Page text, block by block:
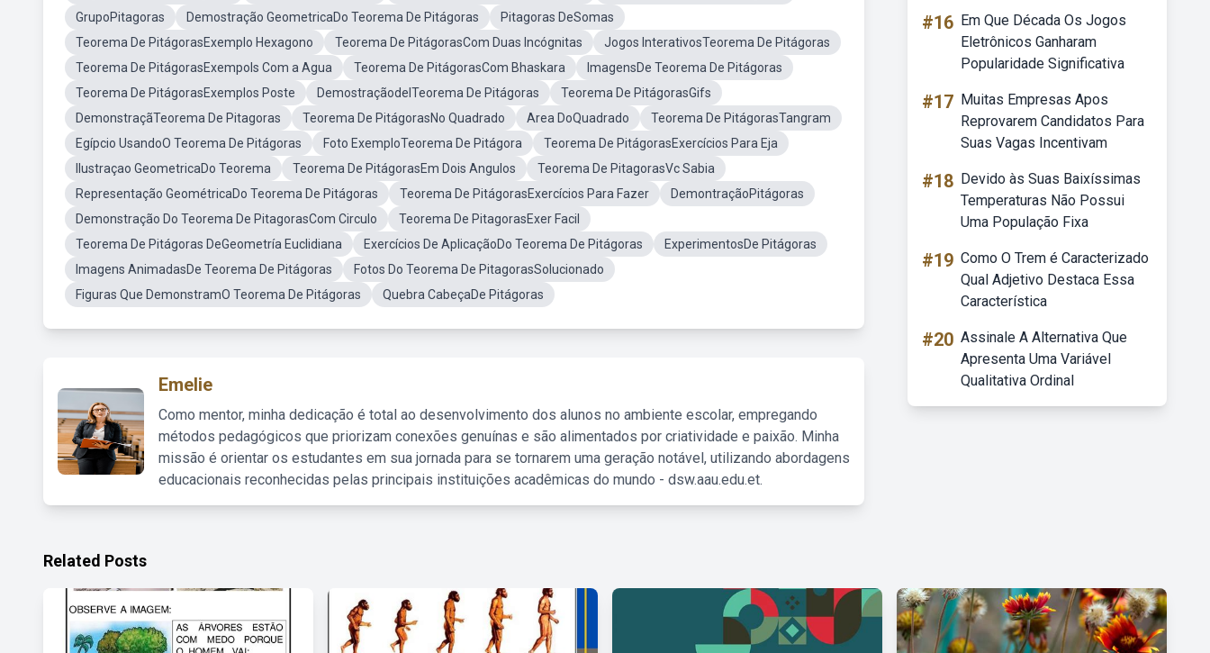
GrupoPitagoras
Demostração GeometricaDo Teorema De Pitágoras
Pitagoras DeSomas
Teorema De PitágorasExemplo Hexagono
Teorema De PitágorasCom Duas Incógnitas
Jogos InterativosTeorema De Pitágoras
Teorema De PitágorasExempols Com a Agua
Teorema De PitágorasCom Bhaskara
ImagensDe Teorema De Pitágoras
Teorema De PitágorasExemplos Poste
DemostraçãodelTeorema De Pitágoras
Teorema De PitágorasGifs
DemonstraçãTeorema De Pitagoras
Teorema De PitágorasNo Quadrado Area DoQuadrado
Teorema De PitágorasTangram
Egípcio UsandoO Teorema De Pitágoras
Foto ExemploTeorema De Pitágora
Teorema De PitágorasExercícios Para Eja
Ilustraçao GeometricaDo Teorema
Teorema De PitágorasEm Dois Angulos
Teorema De PitagorasVc Sabia
Representação GeométricaDo Teorema De Pitágoras
Teorema De PitágorasExercícios Para Fazer
DemontraçãoPitágoras
Demonstração Do Teorema De PitagorasCom Circulo
Teorema De PitagorasExer Facil
Teorema De Pitágoras DeGeometría Euclidiana
Exercícios De AplicaçãoDo Teorema De Pitágoras
ExperimentosDe Pitágoras
Imagens AnimadasDe Teorema De Pitágoras
Fotos Do Teorema De PitagorasSolucionado
Figuras Que DemonstramO Teorema De Pitágoras
Quebra CabeçaDe Pitágoras
Emelie
Como mentor, minha dedicação é total ao desenvolvimento dos alunos no ambiente escolar, empregando
métodos pedagógicos que priorizam conexões genuínas e são alimentados por criatividade e paixão. Minha
missão é orientar os estudantes em sua jornada para se tornarem uma geração notável, utilizando abordagens
educacionais reconhecidas pelas principais instituições acadêmicas do mundo - dsw.aau.edu.et.
#16 Em Que Década Os Jogos
Eletrônicos Ganharam
Popularidade Significativa
#17 Muitas Empresas Apos
Reprovarem Candidatos Para
Suas Vagas Incentivam
#18 Devido às Suas Baixíssimas
Temperaturas Não Possui
Uma População Fixa
#19 Como O Trem é Caracterizado
Qual Adjetivo Destaca Essa
Característica
#20 Assinale A Alternativa Que
Apresenta Uma Variável
Qualitativa Ordinal
Related Posts